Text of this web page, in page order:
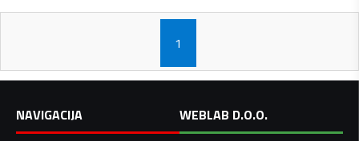
1
NAVIGACIJA
WEBLAB D.O.O.